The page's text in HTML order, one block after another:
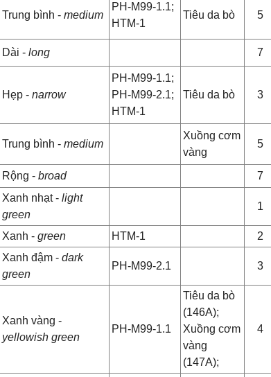
Trung bình - medium
PH-M99-1.1;
HTM-1
Tiêu da bò 5
Dài - long 7
Hẹp - narrow
PH-M99-1.1;
PH-M99-2.1;
HTM-1
Tiêu da bò 3
Trung bình - medium
Xuồng cơm
vàng
5
Rộng - broad
7
Xanh nhạt - light
green
1
Xanh - green HTM-1
2
Xanh đậm - dark
green
PH-M99-2.1 3
Xanh vàng -
yellowish green
PH-M99-1.1
Tiêu da bò
(146A);
Xuồng cơm
vàng
(147A);
4